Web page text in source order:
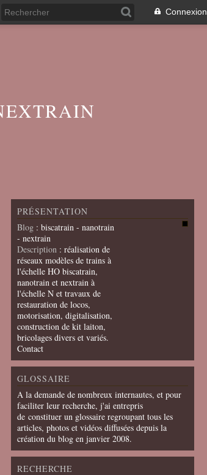
Connexion
PRÉSENTATION
Blog : biscatrain - nanotrain
- nextrain
Description : réalisation de
réseaux modèles de trains à
l'échelle HO biscatrain,
nanotrain et nextrain à
l'échelle N et travaux de
restauration de locos,
motorisation, digitalisation,
construction de kit laiton,
bricolages divers et variés.
Contact
GLOSSAIRE
A la demande de nombreux internautes, et pour
faciliter leur recherche, j'ai entrepris
de constituer un glossaire regroupant tous les
articles, photos et vidéos diffusées depuis la
création du blog en janvier 2008.
RECHERCHE